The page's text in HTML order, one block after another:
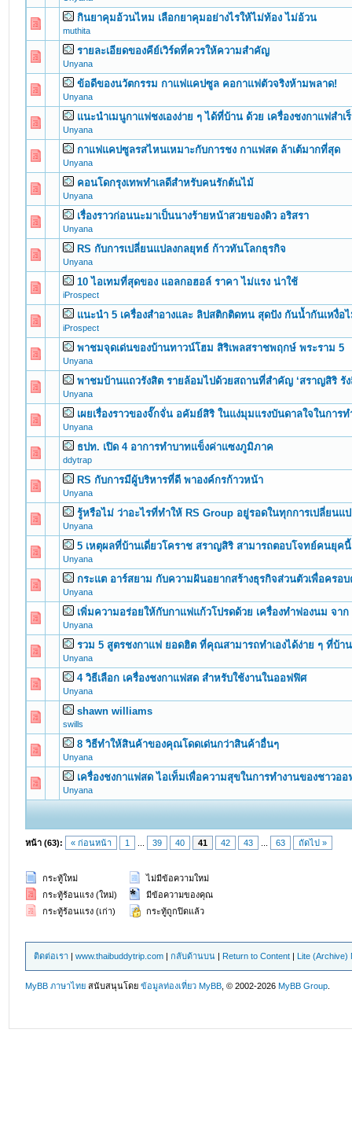
กินยาคุมอ้วนไหม เลือกยาคุมอย่างไรให้ไม่ท้อง ไม่อ้วน
muthita
0 Vote(s) - 0 out of 5 in Average
1 2345
รายละเอียดของคีย์เวิร์ดที่ควรให้ความสำคัญ
Unyana
0 Vote(s) - 0 out of 5 in Average
123 45
ข้อดีของนวัตกรรม กาแฟแคปซูล คอกาแฟตัวจริงห้ามพลาด!
Unyana
0 Vote(s) - 0 out of 5 in Average
123 45
แนะนำเมนูกาแฟชงเองง่าย ๆ ได้ที่บ้าน ด้วย เครื่องชงกาแฟสำเ
Unyana
0 Vote(s) - 0 out of 5 in Average
12345
กาแฟแคปซูลรสไหนเหมาะกับการชง กาแฟสด ล้าเต้มากที่สุด
Unyana
0 Vote(s) - 0 out of 5 in Average
12345
คอนโดกรุงเทพทำเลดีสำหรับคนรักต้นไม้
Unyana
0 Vote(s) - 0 out of 5 in Average
12345
เรื่องราวก่อนนะมาเป็นนางร้ายหน้าสวยของดิว อริสรา
Unyana
0 Vote(s) - 0 out of 5 in Average
1 2345
RS กับการเปลี่ยนแปลงกลยุทธ์ ก้าวทันโลกธุรกิจ
Unyana
0 Vote(s) - 0 out of 5 in Average
12345
10 ไอเทมที่สุดของ แอลกอฮอล์ ราคา ไม่แรง น่าใช้
iProspect
0 Vote(s) - 0 out of 5 in Average
12345
แนะนำ 5 เครื่องสำอางและ ลิปสติกติดทน สุดปัง กันน้ำกันเหงื่อ
iProspect
0 Vote(s) - 0 out of 5 in Average
1 23 45
พาชมจุดเด่นของบ้านทาวน์โฮม สิริเพลสราชพฤกษ์ พระราม 5
Unyana
0 Vote(s) - 0 out of 5 in Average
12345
พาชมบ้านแถวรังสิต รายล้อมไปด้วยสถานที่สำคัญ ‘สราญสิริ รัง
Unyana
0 Vote(s) - 0 out of 5 in Average
123 4 5
เผยเรื่องราวของจั๊กจั่น อคัมย์สิริ ในแง่มุมแรงบันดาลใจในการท
Unyana
0 Vote(s) - 0 out of 5 in Average
1234 5
ธปท. เปิด 4 อาการทำบาทแข็งค่าแซงภูมิภาค
ddytrap
0 Vote(s) - 0 out of 5 in Average
1 23 45
RS กับการมีผู้บริหารที่ดี พาองค์กรก้าวหน้า
Unyana
0 Vote(s) - 0 out of 5 in Average
1 2 345
รู้หรือไม่ ว่าอะไรที่ทำให้ RS Group อยู่รอดในทุกการเปลี่ยนแ
Unyana
0 Vote(s) - 0 out of 5 in Average
123 45
5 เหตุผลที่บ้านเดี่ยวโคราช สราญสิริ สามารถตอบโจทย์คนยุค
Unyana
0 Vote(s) - 0 out of 5 in Average
1 2 34 5
กระแต อาร์สยาม กับความฝันอยากสร้างธุรกิจส่วนตัวเพื่อครอบ
Unyana
0 Vote(s) - 0 out of 5 in Average
1 234 5
เพิ่มความอร่อยให้กับกาแฟแก้วโปรดด้วย เครื่องทำฟองนม จาก
Unyana
0 Vote(s) - 0 out of 5 in Average
1234 5
รวม 5 สูตรชงกาแฟ ยอดฮิต ที่คุณสามารถทำเองได้ง่าย ๆ ที่บ้าน
Unyana
0 Vote(s) - 0 out of 5 in Average
12 345
4 วิธีเลือก เครื่องชงกาแฟสด สำหรับใช้งานในออฟฟิศ
Unyana
0 Vote(s) - 0 out of 5 in Average
123 45
shawn williams
swills
0 Vote(s) - 0 out of 5 in Average
1
8 วิธีทำให้สินค้าของคุณโดดเด่นกว่าสินค้าอื่นๆ
Unyana
0 Vote(s) - 0 out of 5 in Average
12345
เครื่องชงกาแฟสด ไอเท็มเพื่อความสุขในการทำงานของชาวอ
Unyana
0 Vote(s) - 0 out of 5 in Average
1 2345
หน้า (63): « ก่อนหน้า 1 39 40 41 42 43 63 ถัดไป »
กระทู้ใหม่
กระทู้ร้อนแรง (ใหม่)
กระทู้ร้อนแรง (เก่า)
ไม่มีข้อความใหม่
มีข้อความของคุณ
กระทู้ถูกปิดแล้ว
ติดต่อเรา |www.thaibuddytrip.com |กลับด้านบน | Return to Content | Lite (Archive)
MyBB ภาษาไทย สนับสนุนโดยข้อมูลท่องเที่ยว MyBB , © 2002-2026MyBB Group